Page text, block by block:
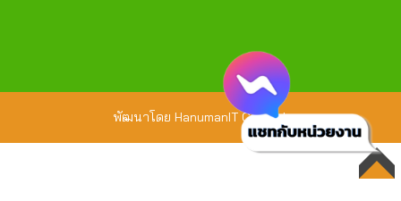
พัฒนาโดย HanumanIT Co., Ltd.
TOP